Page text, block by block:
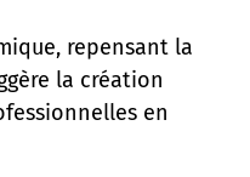
repensant la
la création
en